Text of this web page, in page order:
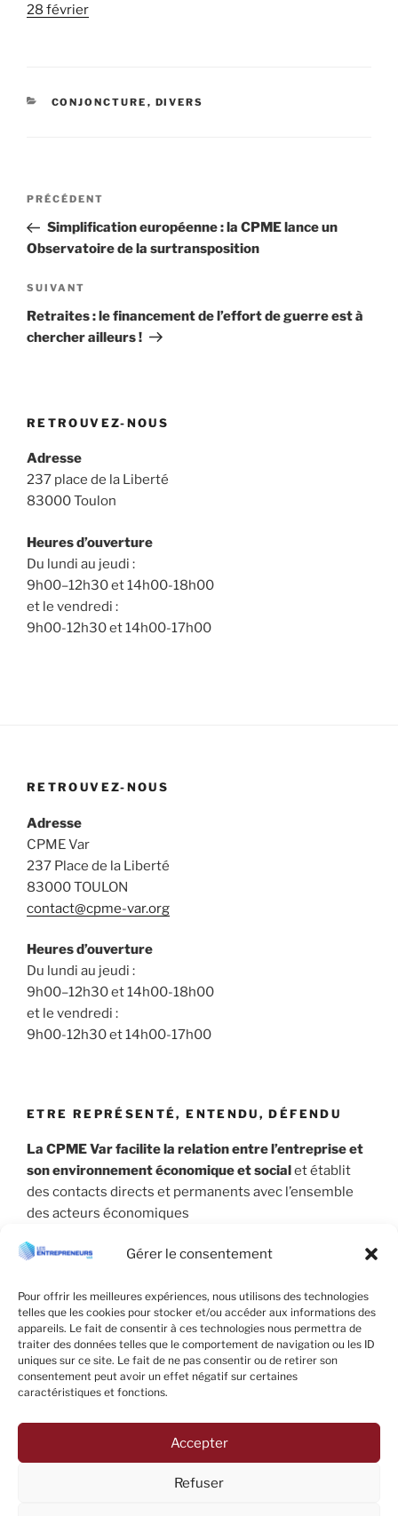
Gérer le consentement
Pour offrir les meilleures expériences, nous utilisons des technologies
telles que les cookies pour stocker et/ou accéder aux informations des
appareils. Le fait de consentir à ces technologies nous permettra de
traiter des données telles que le comportement de navigation ou les ID
uniques sur ce site. Le fait de ne pas consentir ou de retirer son
consentement peut avoir un effet négatif sur certaines
caractéristiques et fonctions.
Accepter
Refuser
28 février
CATÉGORIES
CONJONCTURE , DIVERS
Navigation
l’article
Article
précédent
PRÉCÉDENT
Simplification européenne : la CPME lance un
Observatoire de la surtransposition
Article
suivant
SUIVANT
Retraites : le financement de l’effort de guerre est à
chercher ailleurs !
RETROUVEZ-NOUS
Adresse
237 place de la Liberté
83000 Toulon
Heures d’ouverture
Du lundi au jeudi :
9h00–12h30 et 14h00-18h00
et le vendredi :
9h00-12h30 et 14h00-17h00
RETROUVEZ-NOUS
Adresse
CPME Var
237 Place de la Liberté
83000 TOULON
contact@cpme-var.org
Heures d’ouverture
Du lundi au jeudi :
9h00–12h30 et 14h00-18h00
et le vendredi :
9h00-12h30 et 14h00-17h00
ETRE REPRÉSENTÉ, ENTENDU, DÉFENDU
La CPME Var facilite la relation entre l’entreprise et
son environnement économique et social et établit
des contacts directs et permanents avec l’ensemble
des acteurs économiques
FacebookLinkedInE-